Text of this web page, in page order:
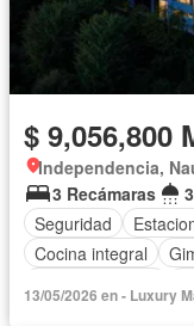
$ 9,056,800
Independencia,
3 Recámaras
Seguridad
Cocina integral
Recámara con closet
13/05/2026 en - Luxury